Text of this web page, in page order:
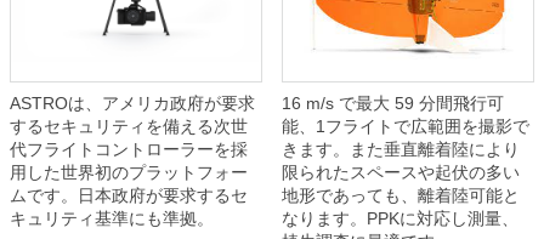
ASTROは、アメリカ政府が要求
するセキュリティを備える次世
代フライトコントローラーを採
用した世界初のプラットフォー
ムです。日本政府が要求するセ
キュリティ基準にも準拠。
16 m/s で最大 59 分間飛行可
能、1フライトで広範囲を撮影で
きます。また垂直離着陸により
限られたスペースや起伏の多い
地形であっても、離着陸可能と
なります。PPKに対応し測量、